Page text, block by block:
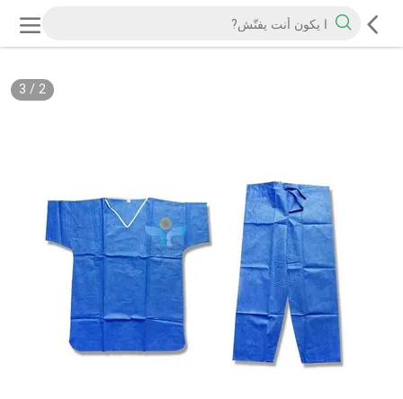
2
/
3